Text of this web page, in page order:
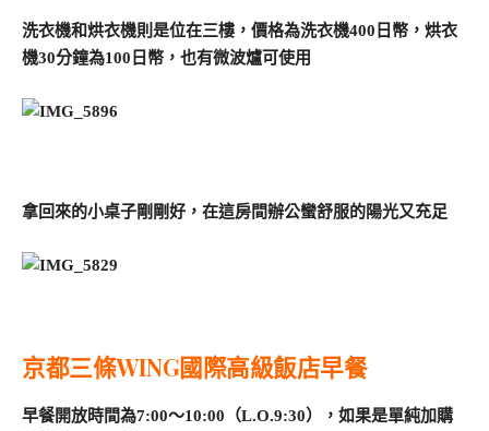
洗衣機和烘衣機則是位在三樓，價格為洗衣機400日幣，烘衣
機30分鐘為100日幣，也有微波爐可使用
拿回來的小桌子剛剛好，在這房間辦公蠻舒服的陽光又充足
京都三條WING國際高級飯店早餐
早餐開放時間為7:00～10:00（L.O.9:30），如果是單純加購